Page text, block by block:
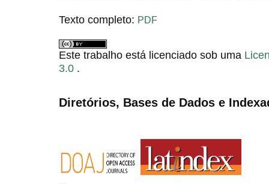
Texto completo: PDF
Este trabalho está licenciado sob uma
3.0 .
Diretórios, Bases de Dados e